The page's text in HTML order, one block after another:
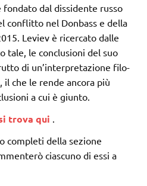
dal dissidente russo
conflitto nel Donbass e della
Leviev è ricercato dalle
tale, le conclusioni del suo
di un’interpretazione filo-
che le rende ancora più
a cui è giunto.
trova qui .
completi della sezione
ciascuno di essi a